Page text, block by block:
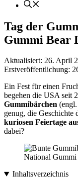
Tag der
Gummi Bear
Aktualisiert: 26. April
Erstveröffentlichung:
Ein Fest für einen
begehen die USA seit
Gummibärchen (engl.
genug, die Geschichte
kuriosen Feiertage
dabei?
National
Inhaltsverzeichnis